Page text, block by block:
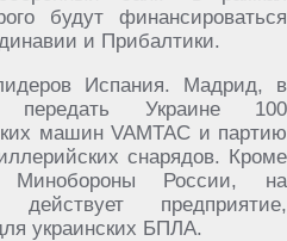
будут финансироваться
и Прибалтики.
Испания. Мадрид, в
передать Украине 100
машин VAMTAC и партию
снарядов. Кроме
Минобороны России, на
предприятие,
украинских БПЛА.